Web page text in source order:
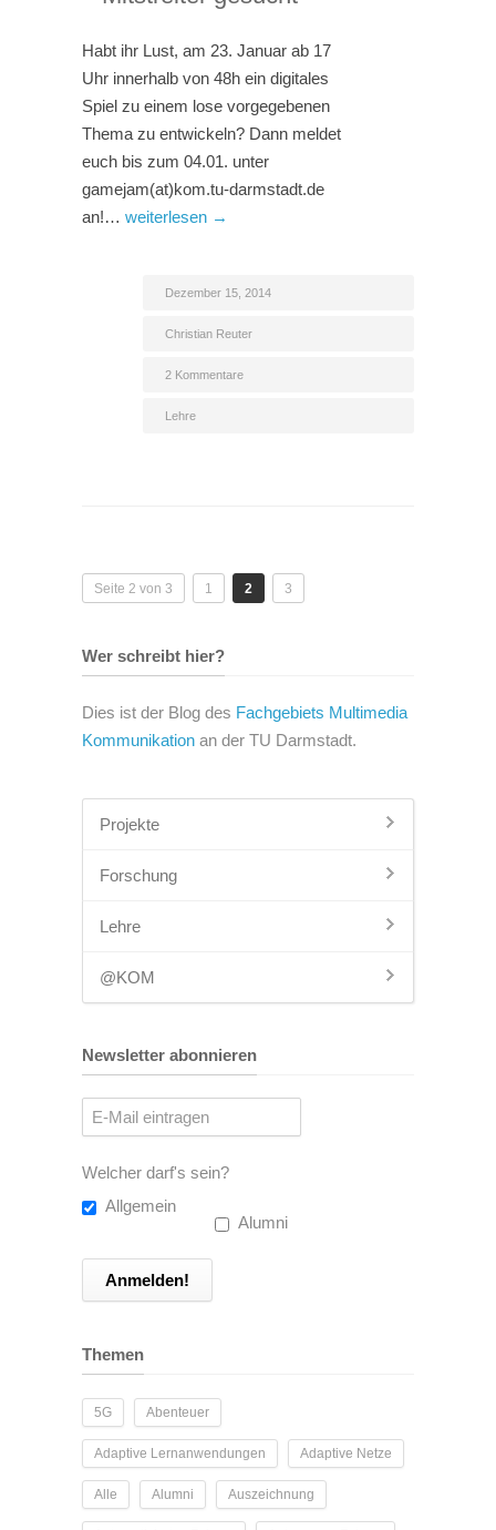
Habt ihr Lust, am 23. Januar ab 17
Uhr innerhalb von 48h ein digitales
Spiel zu einem lose vorgegebenen
Thema zu entwickeln? Dann meldet
euch bis zum 04.01. unter
gamejam(at)kom.tu-darmstadt.de
an!… weiterlesen →
Dezember 15, 2014
Christian Reuter
2 Kommentare
Lehre
Seite 2 von 3 1 2 3
Wer schreibt hier?
Dies ist der Blog des Fachgebiets Multimedia
Kommunikation an der TU Darmstadt.
Projekte
Forschung
Lehre
@KOM
Newsletter abonnieren
Welcher darf's sein?
Allgemein
Alumni
Themen
5G Abenteuer
Adaptive Lernanwendungen Adaptive Netze
Alle Alumni Auszeichnung